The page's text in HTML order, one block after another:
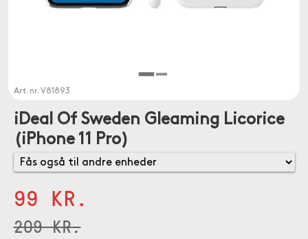
Art. nr. V81893
iDeal Of Sweden Gleaming Licorice
(iPhone 11 Pro)
99 KR.
209 KR.